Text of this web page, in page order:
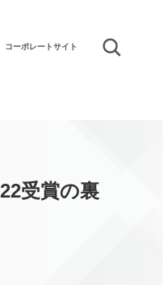
コーポレートサイト
受賞の裏